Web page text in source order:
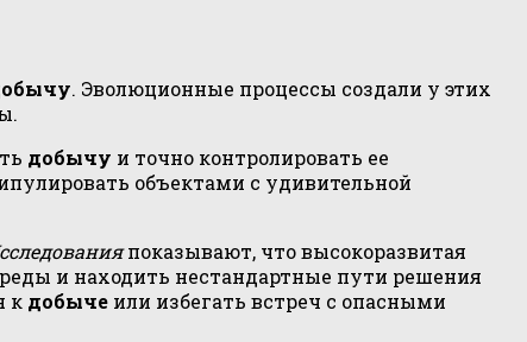
. Эволюционные процессы создали у этих
добычу и точно контролировать ее
объектами с удивительной
показывают, что высокоразвитая
и находить нестандартные пути решения
к добыче или избегать встреч с опасными